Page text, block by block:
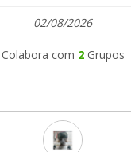
02/08/2026
Colabora com 2 Grupos